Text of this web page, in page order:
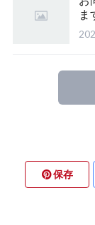
ま
保存